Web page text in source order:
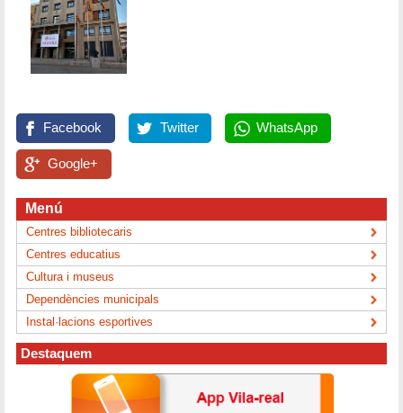
Facebook Twitter WhatsApp
Google+
Menú
Centres bibliotecaris
Centres educatius
Cultura i museus
Dependències municipals
Instal·lacions esportives
Destaquem